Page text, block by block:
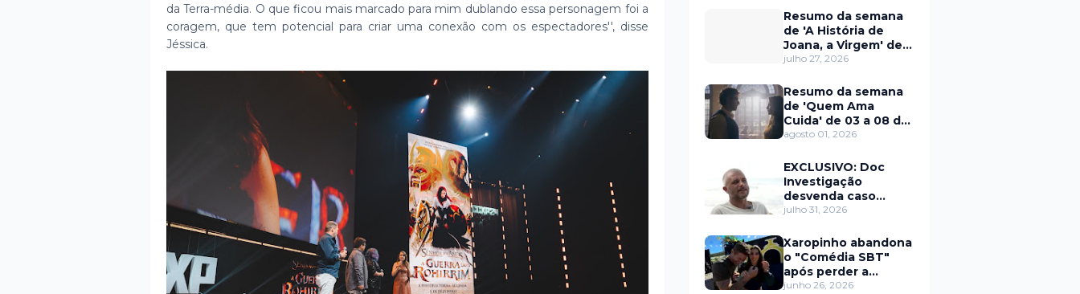
da Terra-média. O que ficou mais marcado para mim dublando essa personagem foi a
coragem, que tem potencial para criar uma conexão com os espectadores'', disse
Jéssica.
Resumo da semana
de 'A História de
Joana, a Virgem' de
27 a 31 de julho
julho 27, 2026
Resumo da semana
de 'Quem Ama
Cuida' de 03 a 08 de
agosto
agosto 01, 2026
EXCLUSIVO: Doc
Investigação
desvenda caso
Eduardo Martins e
trás de fraude
internacional
julho 31, 2026
Xaropinho abandona
o "Comédia SBT"
após perder a
paciência com Sarro
junho 26, 2026